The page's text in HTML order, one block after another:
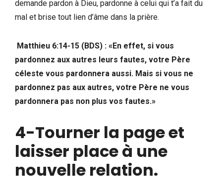
demande pardon à Dieu, pardonne à celui qui t’a fait du
mal et brise tout lien d’âme dans la prière.
‭‭Matthieu‬ ‭6:14-15‬ (‭BDS‬‬) : «En effet, si vous
pardonnez aux autres leurs fautes, votre Père
céleste vous pardonnera aussi. Mais si vous ne
pardonnez pas aux autres, votre Père ne vous
pardonnera pas non plus vos fautes.»
4-Tourner la page et
laisser place à une
nouvelle relation.